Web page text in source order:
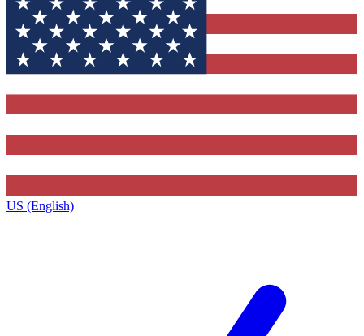
US (English)